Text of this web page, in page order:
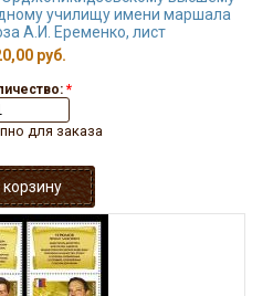
училищу имени маршала
А.И. Еременко, лист
руб.
*
для заказа